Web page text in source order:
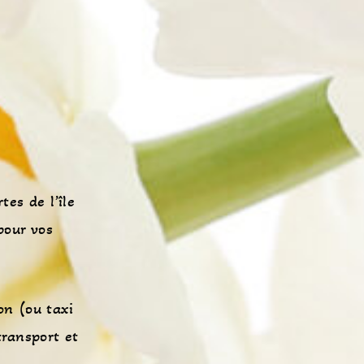
de l’île
vos
(ou taxi
et